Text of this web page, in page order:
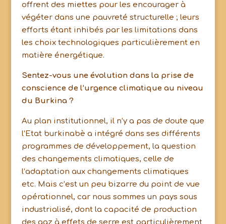
offrent des miettes pour les encourager à
végéter dans une pauvreté structurelle ; leurs
efforts étant inhibés par les limitations dans
les choix technologiques particulièrement en
matière énergétique.
Sentez-vous une évolution dans la prise de
conscience de l’urgence climatique au niveau
du Burkina ?
Au plan institutionnel, il n’y a pas de doute que
l’Etat burkinabè a intégré dans ses différents
programmes de développement, la question
des changements climatiques, celle de
l’adaptation aux changements climatiques
etc. Mais c’est un peu bizarre du point de vue
opérationnel, car nous sommes un pays sous
industrialisé, dont la capacité de production
des gaz à effets de serre est particulièrement